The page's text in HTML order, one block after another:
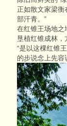
正如散文家梁衡
部汗青。”
在红锥王场地之
垦植红锥成林
“是以这棵红锥
的步说念上先